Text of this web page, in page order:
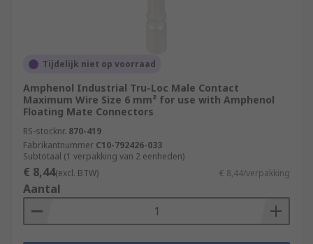
Tijdelijk niet op voorraad
Amphenol Industrial Tru-Loc Male Contact
Maximum Wire Size 6 mm² for use with Amphenol
Floating Mate Connectors
RS-stocknr. 870-419
Fabrikantnummer C10-792426-033
Subtotaal (1 verpakking van 2 eenheden)
€ 8,44(excl. BTW) € 8,44/verpakking
Aantal